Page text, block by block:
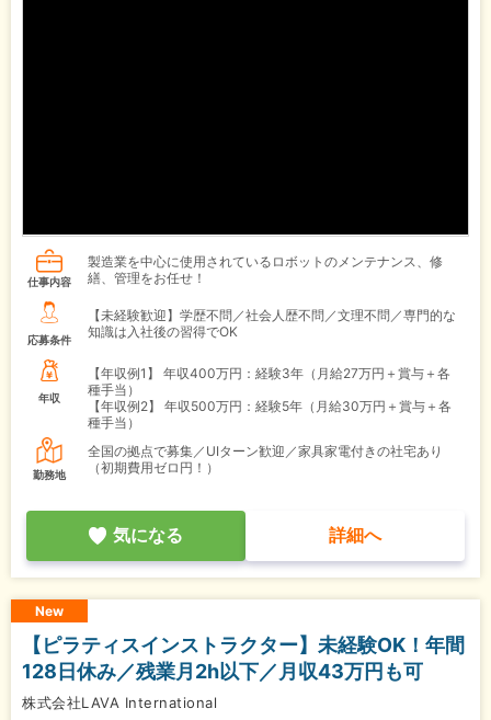
仕事内容
製造業を中心に使用されているロボットのメンテナンス、修
繕、管理をお任せ！
応募条件
【未経験歓迎】学歴不問／社会人歴不問／文理不問／専門的な
知識は入社後の習得でOK
年収
【年収例1】
年収400万円：経験3年（月給27万円＋賞与＋各
種手当）
【年収例2】
年収500万円：経験5年（月給30万円＋賞与＋各
種手当）
勤務地
全国の拠点で募集／UIターン歓迎／家具家電付きの社宅あり
（初期費用ゼロ円！）
気になる 詳細へ
New
【ピラティスインストラクター】未経験OK！年間
128日休み／残業月2h以下／月収43万円も可
株式会社LAVA International